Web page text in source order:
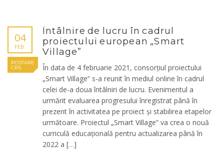
04
FEB.
POSTARE
CRS
Întâlnire de lucru în cadrul
proiectului european „Smart
Village”
În data de 4 februarie 2021, consorțiul proiectului
„Smart Village” s-a reunit în mediul online în cadrul
celei de-a doua întâlniri de lucru. Evenimentul a
urmărit evaluarea progresului înregistrat până în
prezent în activitatea pe proiect și stabilirea etapelor
următoare. Proiectul „Smart Village” va crea o nouă
curriculă educațională pentru actualizarea până în
2022 a […]